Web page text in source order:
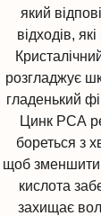
який
відходів,
розгладжує
гладенький
Цинк РСА
бореться з
щоб зменшити
кислота
захищає